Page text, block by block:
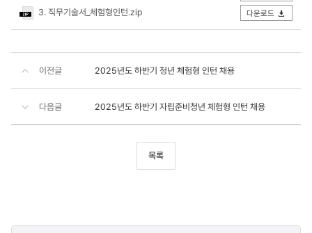
3. 직무기술서_체험형인턴.zip 다운로드
이전글 2025년도 하반기 청년 체험형 인턴 채용
다음글 2025년도 하반기 자립준비청년 체험형 인턴 채용
목록